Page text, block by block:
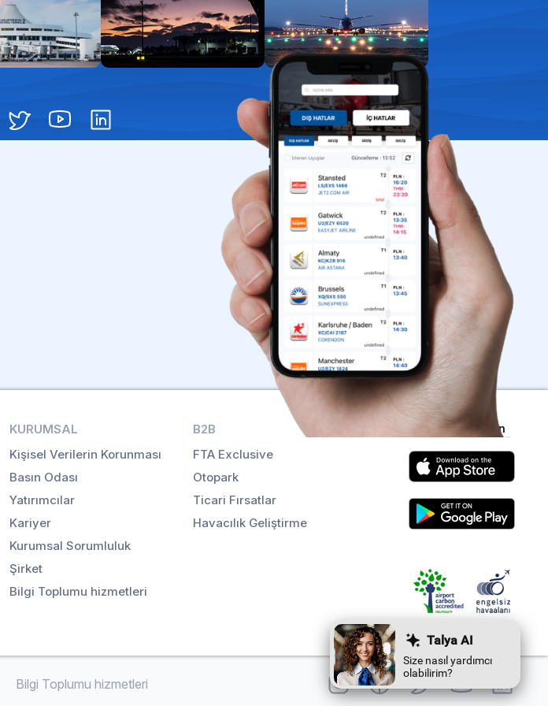
Çocuklarla yolculuk
Çıkış kapıları
KURUMSAL
Kişisel Verilerin Korunması
Basın Odası
Yatırımcılar
Kariyer
Kurumsal Sorumluluk
Şirket
Bilgi Toplumu hizmetleri
B2B
FTA Exclusive
Otopark
Ticari Fırsatlar
Havacılık Geliştirme
Uygulamaları alın
Bilgi Toplumu hizmetleri